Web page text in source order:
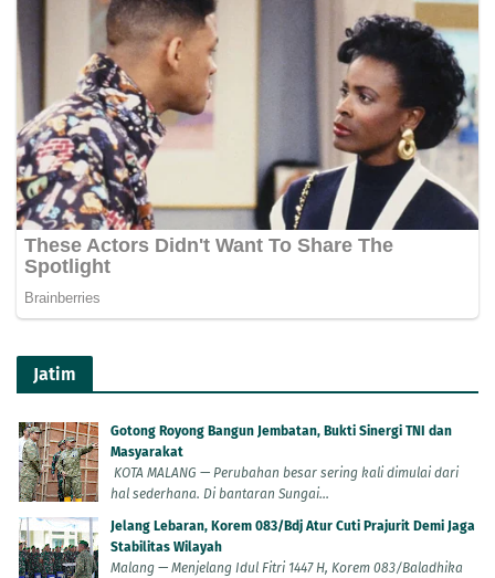
Jatim
Gotong Royong Bangun Jembatan, Bukti Sinergi TNI dan
Masyarakat
KOTA MALANG — Perubahan besar sering kali dimulai dari
hal sederhana. Di bantaran Sungai...
Jelang Lebaran, Korem 083/Bdj Atur Cuti Prajurit Demi Jaga
Stabilitas Wilayah
Malang — Menjelang Idul Fitri 1447 H, Korem 083/Baladhika